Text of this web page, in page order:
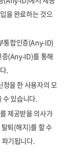
을 완료하는 것으
통합인증(Any-ID)
증(Any-ID)를 통해
.
청을 한 사용자의 모
수 있습니다.
제공받을 의사가
퇴(해지)를 할 수
기됩니다.